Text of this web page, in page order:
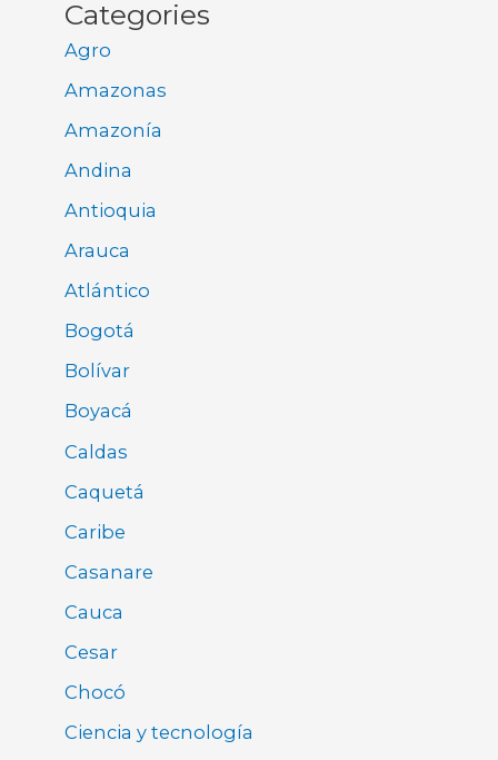
Categories
Agro
Amazonas
Amazonía
Andina
Antioquia
Arauca
Atlántico
Bogotá
Bolívar
Boyacá
Caldas
Caquetá
Caribe
Casanare
Cauca
Cesar
Chocó
Ciencia y tecnología